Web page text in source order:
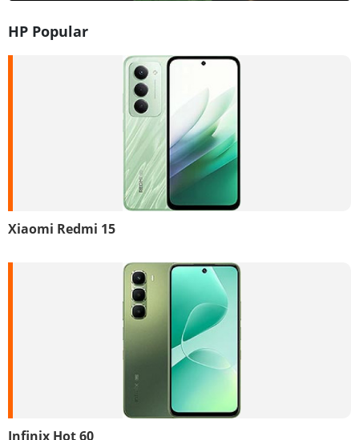
HP Popular
Xiaomi Redmi 15
Infinix Hot 60